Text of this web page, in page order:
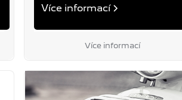
Více informací
2 590 Kč
Více informací